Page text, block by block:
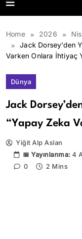
Home 2026
Jack Dorsey’den
Varken Onlara İhtiyaç
Dünya
Jack
“Yapay Zeka
Yiğit Alp Aslan
4
0
2 Mins